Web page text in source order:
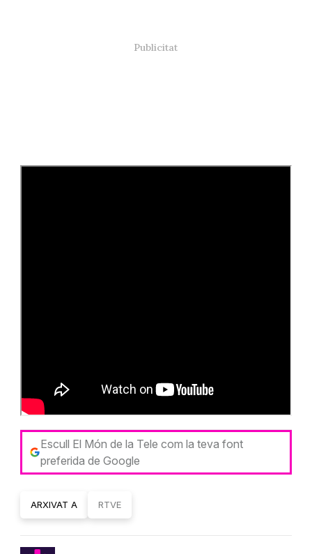
Escull El Món de la Tele com la teva font
preferida de Google
ARXIVAT A RTVE